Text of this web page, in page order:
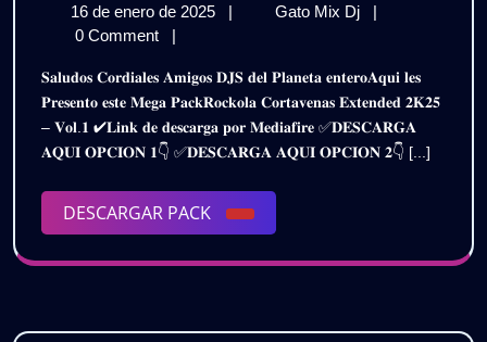
𝗖𝗢𝗥𝗧𝗔
𝗩𝗘𝗡𝗔𝗦
𝟮𝗞𝟮𝟱
16 de enero de 2025
16
de
2025
| Gato Mix Dj
𝗣𝗔𝗖𝗞
𝗩𝗘𝗡𝗔𝗦
𝗘𝗫𝗧𝗘𝗡𝗗𝗘𝗗
𝟮𝗞𝟮𝟱
(𝗩𝗢𝗟.𝟭)
|
0 Comment
|
𝐒𝐚𝐥𝐮𝐝𝐨𝐬 𝐂𝐨𝐫𝐝𝐢𝐚𝐥𝐞𝐬 𝐀𝐦𝐢𝐠𝐨𝐬 𝐃𝐉𝐒 𝐝𝐞𝐥 𝐏𝐥𝐚𝐧𝐞𝐭𝐚 𝐞𝐧𝐭𝐞𝐫𝐨𝐀𝐪𝐮𝐢 𝐥𝐞𝐬
𝐏𝐫𝐞𝐬𝐞𝐧𝐭𝐨 𝐞𝐬𝐭𝐞 𝐌𝐞𝐠𝐚 𝐏𝐚𝐜𝐤𝐑𝐨𝐜𝐤𝐨𝐥𝐚 𝐂𝐨𝐫𝐭𝐚𝐯𝐞𝐧𝐚𝐬 𝐄𝐱𝐭𝐞𝐧𝐝𝐞𝐝 𝟐𝐊𝟐𝟓
– 𝐕𝐨𝐥.𝟏 ✔𝐋𝐢𝐧𝐤 𝐝𝐞 𝐝𝐞𝐬𝐜𝐚𝐫𝐠𝐚 𝐩𝐨𝐫 𝐌𝐞𝐝𝐢𝐚𝐟𝐢𝐫𝐞 ✅𝐃𝐄𝐒𝐂𝐀𝐑𝐆𝐀
𝐀𝐐𝐔𝐈 𝐎𝐏𝐂𝐈𝐎𝐍 𝟏👇 ✅𝐃𝐄𝐒𝐂𝐀𝐑𝐆𝐀 𝐀𝐐𝐔𝐈 𝐎𝐏𝐂𝐈𝐎𝐍 𝟐👇 [...]
DESCARGAR PACK
DESCARGAR
PACK